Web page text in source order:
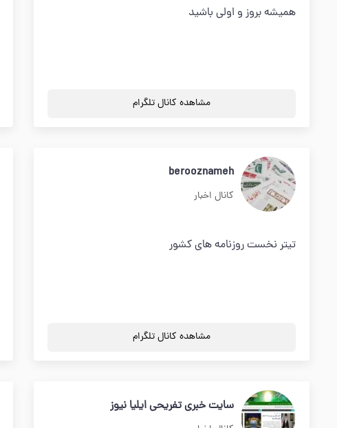
همیشه بروز و اولی باشید
مشاهده کانال تلگرام
berooznameh
کانال اخبار
تیتر نخست روزنامه های کشور
مشاهده کانال تلگرام
سایت خبری تفریحی ایلیا نیوز